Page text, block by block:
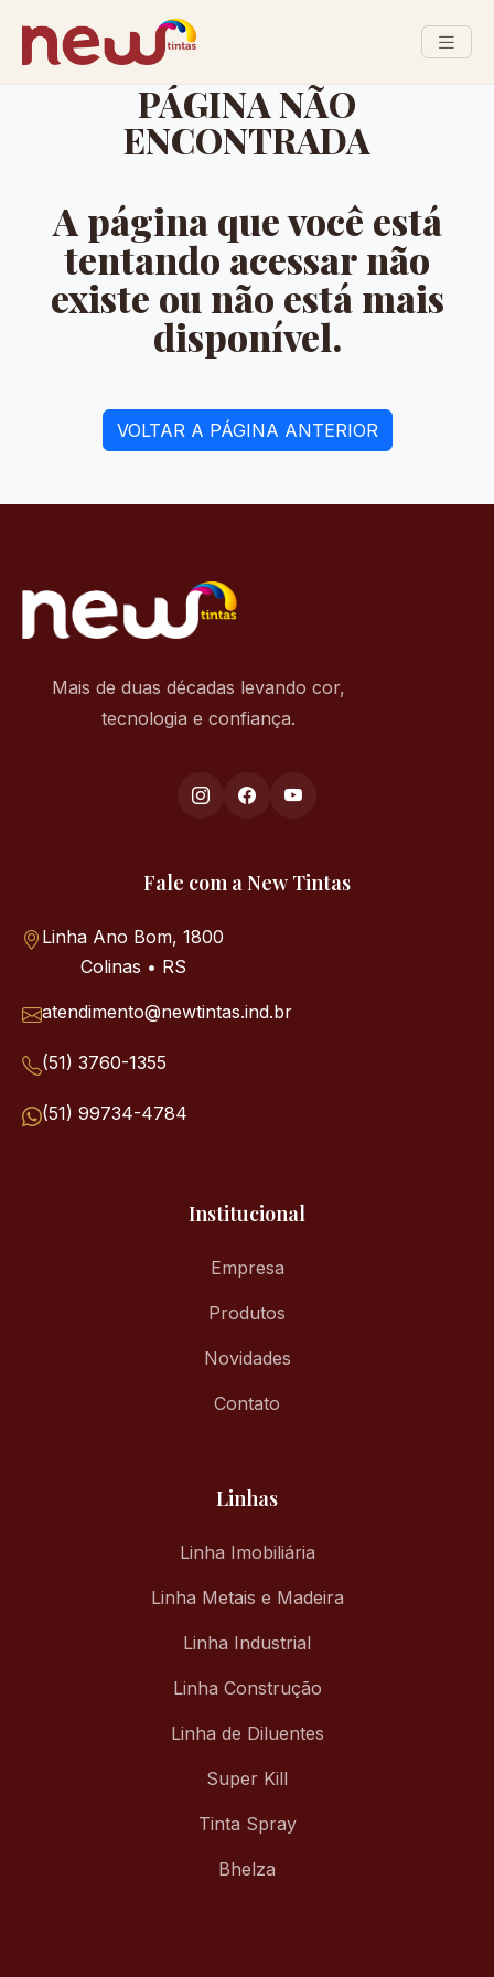
PÁGINA NÃO
ENCONTRADA
A página que você está
tentando acessar não
existe ou não está mais
disponível.
VOLTAR A PÁGINA ANTERIOR
Mais de duas décadas levando cor,
tecnologia e confiança.
Fale com a New Tintas
Linha Ano Bom, 1800
Colinas • RS
atendimento@newtintas.ind.br
(51) 3760-1355
(51) 99734-4784
Institucional
Empresa
Produtos
Novidades
Contato
Linhas
Linha Imobiliária
Linha Metais e Madeira
Linha Industrial
Linha Construção
Linha de Diluentes
Super Kill
Tinta Spray
Bhelza